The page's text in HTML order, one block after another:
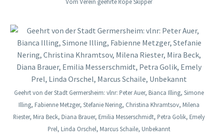
Geehrt von der Stadt Germersheim: vlnr: Peter Auer, Bianca Illing, Simone
Illing, Fabienne Metzger, Stefanie Nering, Christina Khramtsov, Milena
Riester, Mira Beck, Diana Brauer, Emilia Messerschmidt, Petra Golik, Emely
Prel, Linda Orschel, Marcus Schaile, Unbekannt